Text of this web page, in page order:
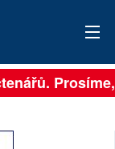
Prosíme,